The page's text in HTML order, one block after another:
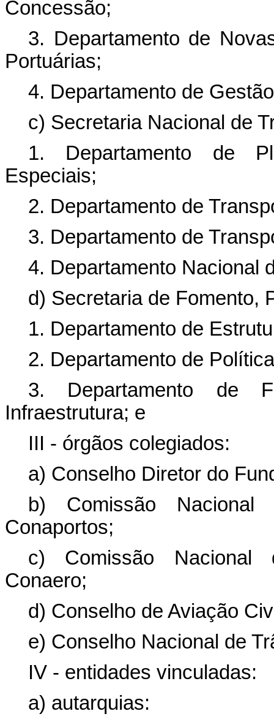
Concessão;
3. Departamento de
Portuárias;
4. Departamento de
c) Secretaria Nacional de
1. Departamento de
Especiais;
2. Departamento de
3. Departamento de
4. Departamento Nacional
d) Secretaria de Fomento,
1. Departamento de
2. Departamento de
3. Departamento de
Infraestrutura; e
III - órgãos colegiados:
a) Conselho Diretor do
b) Comissão
Conaportos;
c) Comissão Nacional
Conaero;
d) Conselho de Aviação
e) Conselho Nacional de
IV - entidades vinculadas:
a) autarquias: